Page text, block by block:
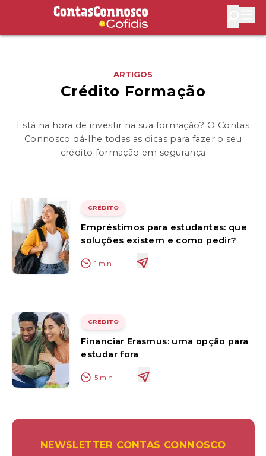
Contas Connosco by Cofidis
ARTIGOS
Crédito Formação
Está na hora de investir na sua formação? O Contas
Connosco dá-lhe todas as dicas para fazer o seu
crédito formação em segurança
CRÉDITO
Empréstimos para estudantes: que
soluções existem e como pedir?
1 min
CRÉDITO
Financiar Erasmus: uma opção para
estudar fora
5 min
NEWSLETTER CONTAS CONNOSCO